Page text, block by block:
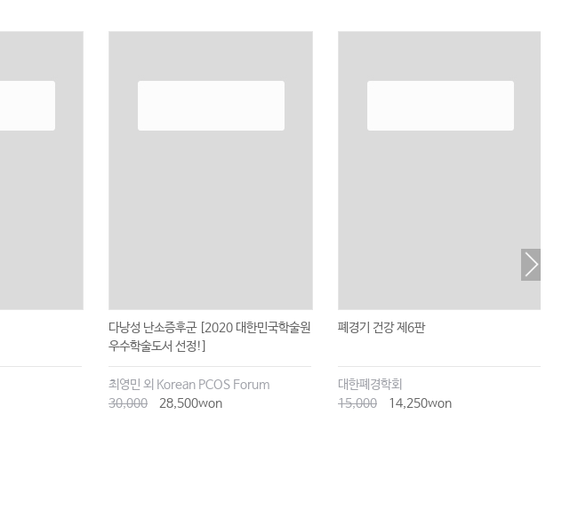
다낭성 난소증후군 [2020 대한민국학술원
우수학술도서 선정!]
최영민 외 Korean PCOS Forum
30,000
28,500won
폐경기 건강 제6판
대한폐경학회
15,000
14,250won